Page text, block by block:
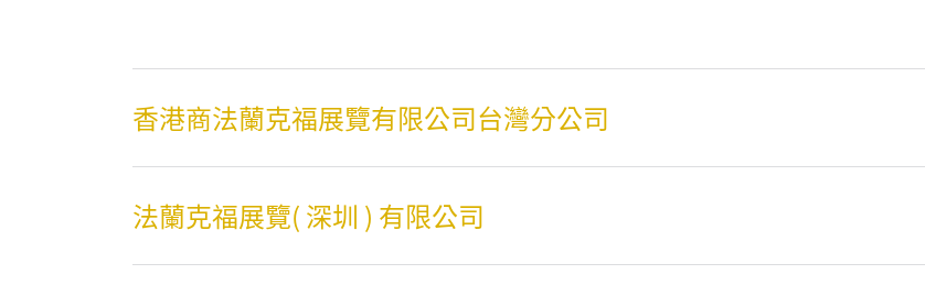
香港商法蘭克福展覽有限公司台灣分公司
法蘭克福展覽( 深圳 ) 有限公司